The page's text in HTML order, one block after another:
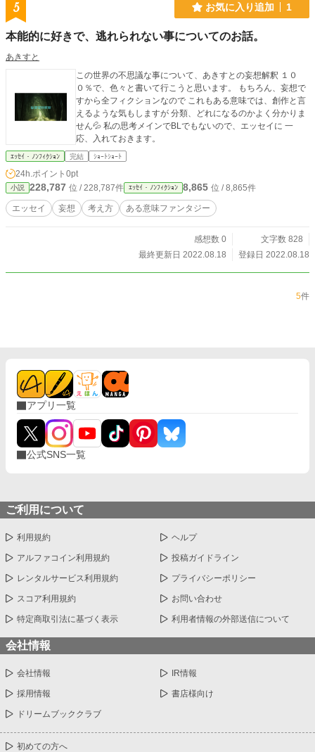
5 お気に入り追加 1
本能的に好きで、逃れられない事についてのお話。
あきすと
この世界の不思議な事について、あきすとの妄想解釈 １０
０％で、色々と書いて行こうと思います。 もちろん、妄想で
すから全フィクションなので これもある意味では、創作と言
えるような気もしますが 分類、どれになるのかよく分かりま
せん💦 私の思考メインでBLでもないので、エッセイに 一
応、入れておきます。
ｴｯｾｲ・ﾉﾝﾌｨｸｼｮﾝ 完結 ｼｮｰﾄｼｮｰﾄ
24h.ポイント 0pt
小説 228,787 位 / 228,787件 ｴｯｾｲ・ﾉﾝﾌｨｸｼｮﾝ 8,865 位 / 8,865件
エッセイ 妄想 考え方 ある意味ファンタジー
感想数 0
文字数 828
最終更新日 2022.08.18
登録日 2022.08.18
5件
アプリ一覧
公式SNS一覧
ご利用について
利用規約 ヘルプ
アルファコイン利用規約 投稿ガイドライン
レンタルサービス利用規約 プライバシーポリシー
スコア利用規約 お問い合わせ
特定商取引法に基づく表示 利用者情報の外部送信について
会社情報
会社情報 IR情報
採用情報 書店様向け
ドリームブッククラブ
初めての方へ